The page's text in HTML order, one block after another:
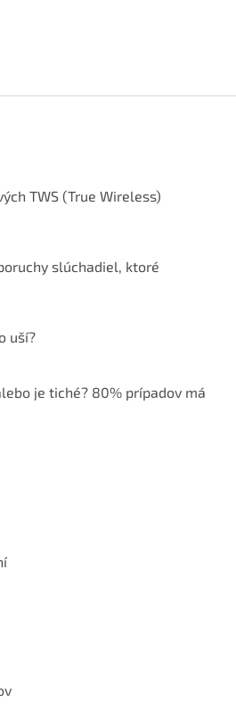
TWS (True Wireless)
slúchadiel, ktoré
uší?
je tiché? 80% prípadov má